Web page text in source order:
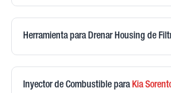
Herramienta para Drenar Housing de
Inyector de Combustible para Kia